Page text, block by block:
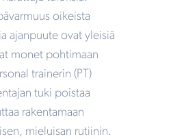
oikeista
ajanpuute ovat yleisiä
monet pohtimaan
trainerin (PT)
tuki poistaa
rakentamaan
mieluisan rutiinin.